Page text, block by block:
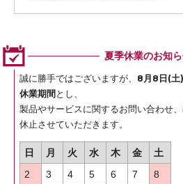
ご登録いただくと商品ご購入の際、お届け先情報な
夏季休業のお知
誠に勝手ではございますが、 8月8日(土
休業期間 とし、
製品やサービスに関するお問い合わせ
休止させていただきます。
日 月 火 水 木 金
土
2
3 4 5 6 7
8